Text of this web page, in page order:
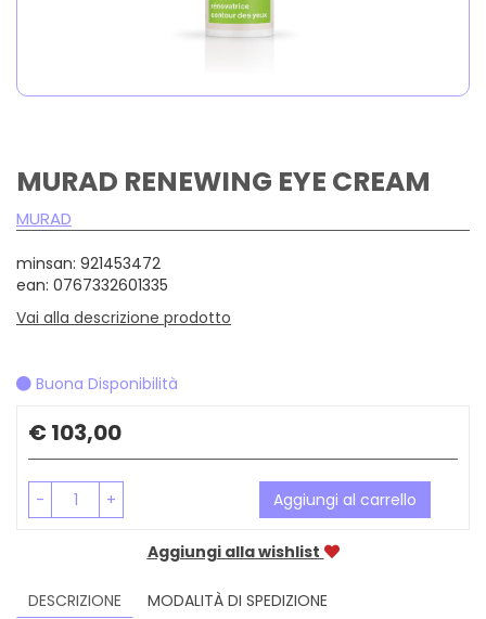
MURAD RENEWING EYE CREAM
MURAD
minsan: 921453472
ean: 0767332601335
Vai alla descrizione prodotto
Buona Disponibilità
Prezzo
€ 103,00
- + Aggiungi al carrello
Aggiungi alla wishlist
DESCRIZIONE
MODALITÀ DI SPEDIZIONE